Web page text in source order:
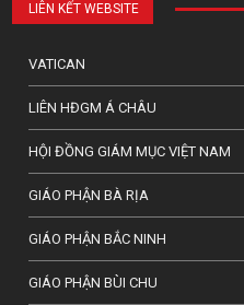
LIÊN KẾT WEBSITE
VATICAN
LIÊN HĐGM Á CHÂU
HỘI ĐỒNG GIÁM MỤC VIỆT NAM
GIÁO PHẬN BÀ RỊA
GIÁO PHẬN BẮC NINH
GIÁO PHẬN BÙI CHU